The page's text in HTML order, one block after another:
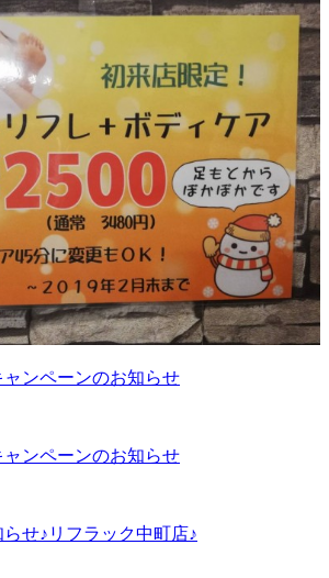
ンペーンのお知らせ
ンペーンのお知らせ
せ♪リフラック中町店♪